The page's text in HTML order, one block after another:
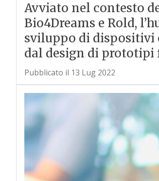
Avviato nel contesto
Bio4Dreams e Rold,
sviluppo di dispositivi
dal design di prototipi
Pubblicato il 13 Lug 2022